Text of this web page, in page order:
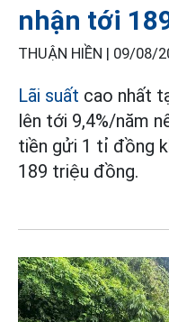
nhận tới
THUẬN HIỀN | 09/08/
Lãi suất cao nhất
lên tới 9,4%/năm
tiền gửi 1 tỉ đồng
189 triệu đồng.